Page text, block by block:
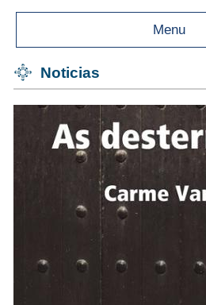
Menu
Noticias